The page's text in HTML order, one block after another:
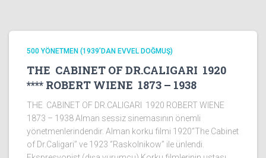
500 YÖNETMEN (1939’DAN EVVEL DOĞMUŞ)
THE CABINET OF DR.CALIGARI 1920
**** ROBERT WIENE 1873 – 1938
THE CABINET OF DR.CALIGARI 1920 ROBERT WIENE
1873 – 1938 Alman sessiz sinemasının önemli
yönetmenlerindendir. Alman korku filmi 1920‘’The Cabinet
of Dr.Caligari’’ ve 1923 ‘’Raskolnikow’’ ile ünlendi.